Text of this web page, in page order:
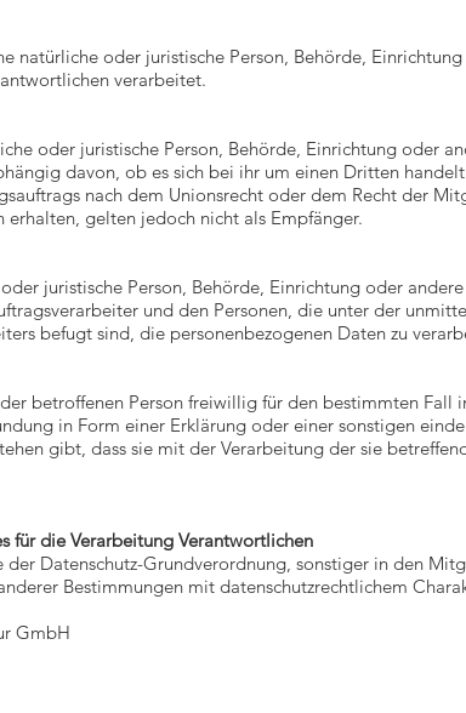
natürliche oder juristische Person, Behörde,
verarbeitet.
oder juristische Person, Behörde, Einrichtung oder
davon, ob es sich bei ihr um einen Dritten
nach dem Unionsrecht oder dem Recht der
erhalten, gelten jedoch nicht als Empfänger.
juristische Person, Behörde, Einrichtung oder
und den Personen, die unter der
befugt sind, die personenbezogenen Daten zu
betroffenen Person freiwillig für den bestimmten Fall
in Form einer Erklärung oder einer sonstigen
gibt, dass sie mit der Verarbeitung der sie
für die Verarbeitung Verantwortlichen
der Datenschutz-Grundverordnung, sonstiger in den
Bestimmungen mit datenschutzrechtlichem
GmbH